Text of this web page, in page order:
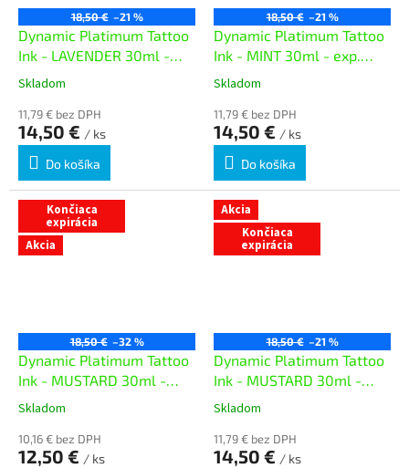
18,50 € –21 %
Dynamic Platimum Tattoo
Ink - LAVENDER 30ml -
exp. 07/26
Skladom
11,79 € bez DPH
14,50 € / ks
Do košíka
18,50 € –21 %
Dynamic Platimum Tattoo
Ink - MINT 30ml - exp.
07/26
Skladom
11,79 € bez DPH
14,50 € / ks
Do košíka
Končiaca
expirácia
Akcia
18,50 € –32 %
Dynamic Platimum Tattoo
Ink - MUSTARD 30ml -
exp. 05/26
Skladom
10,16 € bez DPH
12,50 € / ks
Akcia
Končiaca
expirácia
18,50 € –21 %
Dynamic Platimum Tattoo
Ink - MUSTARD 30ml -
exp. 10/26
Skladom
11,79 € bez DPH
14,50 € / ks